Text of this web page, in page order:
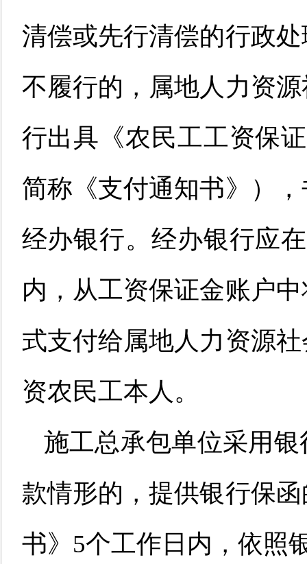
清偿或先行清偿的行政
不履行的 ，属地人力资
行出具 《农民工工资保
简称《支付通知书》） ，
经办银行。 经办银行应
内 ， 从工资保证金账户
式支付给属地人力资源
资农民工本人 。
施工总承包单位采用银
款情形的 ，提供银行保
书》5个工作日内 ，依照